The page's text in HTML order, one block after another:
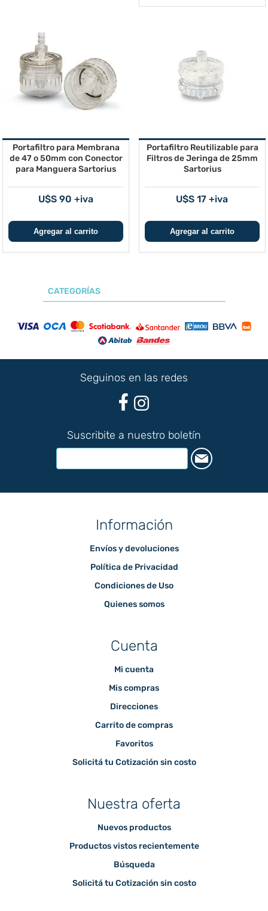
Portafiltro para Membrana
de 47 o 50mm con Conector
para Manguera Sartorius
U$S 90 +iva
Portafiltro Reutilizable para
Filtros de Jeringa de 25mm
Sartorius
U$S 17 +iva
CATEGORÍAS
Seguinos en las redes
Suscribite a nuestro boletín
Información
Envíos y devoluciones
Política de Privacidad
Condiciones de Uso
Quienes somos
Cuenta
Mi cuenta
Mis compras
Direcciones
Carrito de compras
Favoritos
Solicitá tu Cotización sin costo
Nuestra oferta
Nuevos productos
Productos vistos recientemente
Búsqueda
Solicitá tu Cotización sin costo